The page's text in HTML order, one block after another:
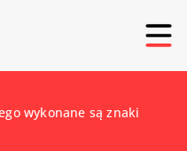
wykonane są znaki